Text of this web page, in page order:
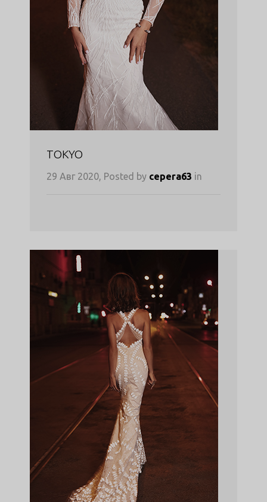
TOKYO
29 Авг 2020, Posted by cepera63 in